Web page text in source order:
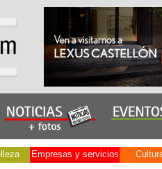
Empresas y servicios